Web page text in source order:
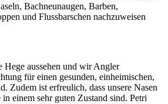
Bachneunaugen, Barben,
und Flussbarschen nachzuweisen
Hege aussehen und wir Angler
für einen gesunden, einheimischen,
Zudem ist erfreulich, dass unsere Nasen
einem sehr guten Zustand sind. Petri